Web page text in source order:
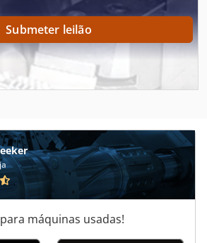
Submeter leilão
máquinas usadas!